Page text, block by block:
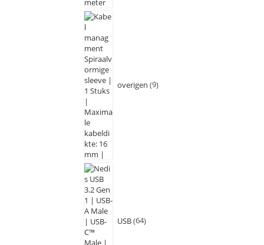
overigen 9
USB 64